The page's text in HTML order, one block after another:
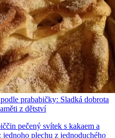
prababičky: Sladká dobrota
z dětství
pečený svítek s kakaem a
plechu z jednoduchého